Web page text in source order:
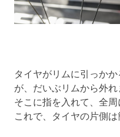
タイヤがリムに引っか
が、だいぶリムから外れ
そこに指を入れて、全周
これで、タイヤの片側は